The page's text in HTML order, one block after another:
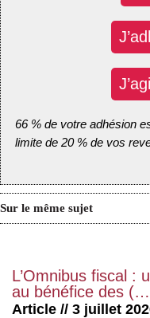
66 % de votre adhésion
limite de 20 % de vos
Sur le même sujet
L’Omnibus fiscal :
au bénéfice des
Article // 3 juillet